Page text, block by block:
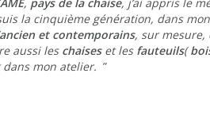
la cinquième génération, dans
et contemporains, sur mesure,
aussi les chaises et les fauteuils(
mon atelier. ”